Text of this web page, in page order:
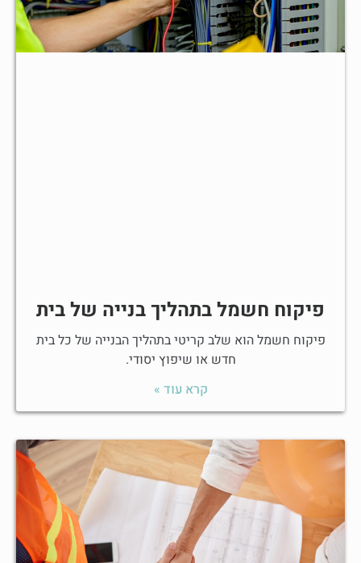
פיקוח חשמל בתהליך בנייה של בית
פיקוח חשמל הוא שלב קריטי בתהליך הבנייה של כל בית
חדש או שיפוץ יסודי.
קרא עוד »